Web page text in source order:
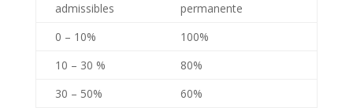
admissibles
permanente
0 – 10%
100%
10 – 30 %
80%
30 – 50%
60%